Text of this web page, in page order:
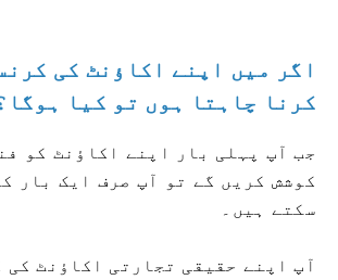
اگر میں اپنے اکاؤنٹ کی
کرنا چاہتا ہوں تو کیا
جب آپ پہلی بار اپنے اکاؤنٹ کو
کوشش کریں گے تو آپ صرف ایک بار
سکتے ہیں۔
آپ اپنے حقیقی تجارتی اکاؤنٹ کی